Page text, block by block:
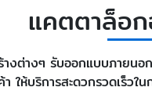
แคตตาล็อ
งต่างๆ รับออกแบบภายนอ
ห้บริการสะดวกรวดเร็วใ